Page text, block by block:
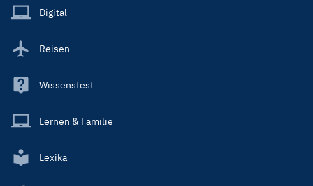
Main
Digital
Reisen
Wissenstest
Lernen & Familie
Lexika